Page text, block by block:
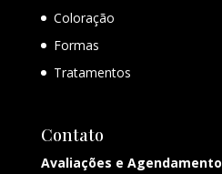
Coloração
Formas
Tratamentos
Contato
Avaliações e Agendamento